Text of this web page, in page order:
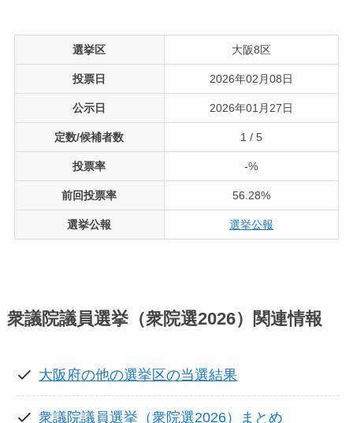
選挙区 大阪8区
投票日 2026年02月08日
公示日 2026年01月27日
定数/候補者数 1 / 5
投票率 -%
前回投票率 56.28%
選挙公報 選挙公報
衆議院議員選挙（衆院選2026） 関連情報
大阪府の他の選挙区の当選結果
衆議院議員選挙（衆院選2026）まとめ